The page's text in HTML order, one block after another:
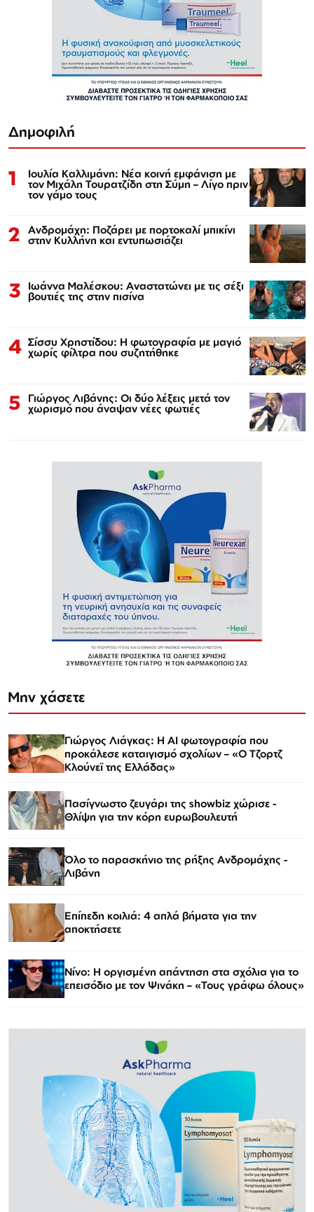
Δημοφιλή
1 Ιουλία Καλλιμάνη: Νέα κοινή εμφάνιση με
τον Μιχάλη Τουρατζίδη στη Σύμη – Λίγο πριν
τον γάμο τους
2 Ανδρομάχη: Ποζάρει με πορτοκαλί μπικίνι
στην Κυλλήνη και εντυπωσιάζει
3 Ιωάννα Μαλέσκου: Αναστατώνει με τις σέξι
βουτιές της στην πισίνα
4 Σίσσυ Χρηστίδου: Η φωτογραφία με μαγιό
χωρίς φίλτρα που συζητήθηκε
5 Γιώργος Λιβάνης: Οι δύο λέξεις μετά τον
χωρισμό που άναψαν νέες φωτιές
Μην χάσετε
Γιώργος Λιάγκας: Η AI φωτογραφία που
προκάλεσε καταιγισμό σχολίων – «Ο Τζορτζ
Κλούνεϊ της Ελλάδας»
Πασίγνωστο ζευγάρι της showbiz χώρισε -
Θλίψη για την κόρη ευρωβουλευτή
Όλο το παρασκήνιο της ρήξης Ανδρομάχης -
Λιβάνη
Επίπεδη κοιλιά: 4 απλά βήματα για την
αποκτήσετε
Νίνο: Η οργισμένη απάντηση στα σχόλια για το
επεισόδιο με τον Ψινάκη – «Τους γράφω όλους»